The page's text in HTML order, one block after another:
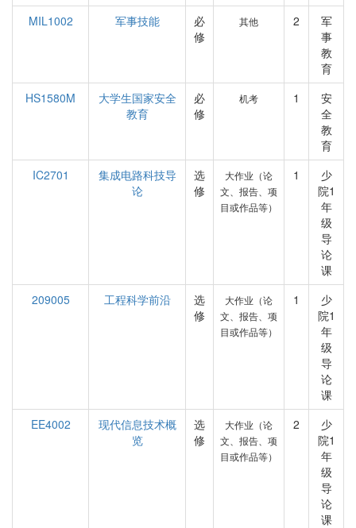
MIL1002
军事技能
必
修
其他 2
军
事
教
育
HS1580M
大学生国家安全
教育
必
修
机考 1
安
全
教
育
IC2701
集成电路科技导
论
选
修
大作业（论
文、报告、项
目或作品等）
1
少
院1
年
级
导
论
课
209005
工程科学前沿
选
修
大作业（论
文、报告、项
目或作品等）
1
少
院1
年
级
导
论
课
EE4002
现代信息技术概
览
选
修
大作业（论
文、报告、项
目或作品等）
2
少
院1
年
级
导
论
课